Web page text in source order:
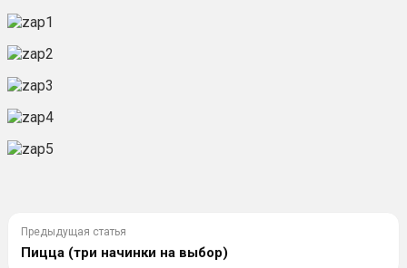
Предыдущая статья
Пицца (три начинки на выбор)